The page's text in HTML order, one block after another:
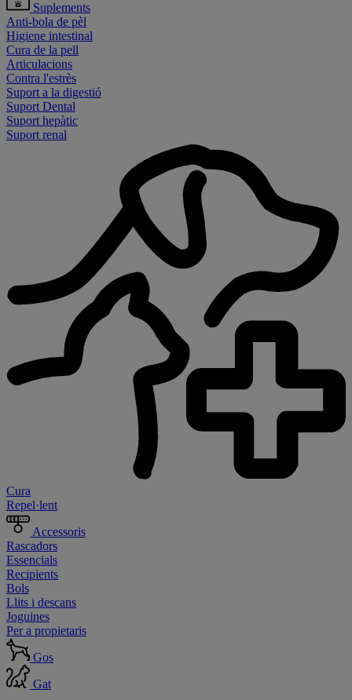
Suplements
Anti-bola de pèl
Higiene intestinal
Cura de la pell
Articulacions
Contra l'estrès
Suport a la digestió
Suport Dental
Suport hepàtic
Suport renal
Cura
Repel·lent
Accessoris
Rascadors
Essencials
Recipients
Bols
Llits i descans
Joguines
Per a propietaris
Gos
Gat